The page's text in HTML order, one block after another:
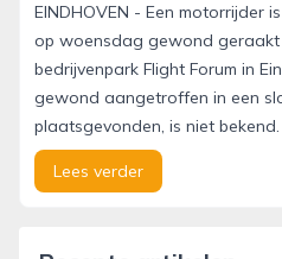
EINDHOVEN - Een motorrijder
op woensdag gewond
bedrijvenpark Flight Forum in
gewond aangetroffen in een
plaatsgevonden, is niet bekend.
Lees verder